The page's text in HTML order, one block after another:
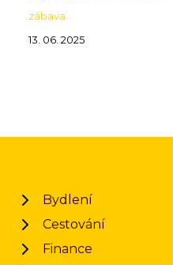
zábava
13. 06. 2025
Bydlení
Cestování
Finance